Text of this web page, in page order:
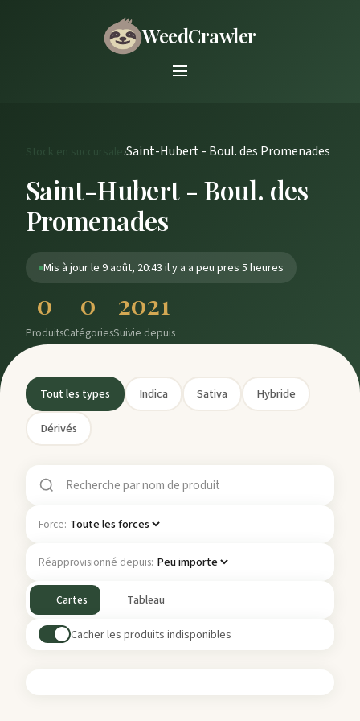
WeedCrawler
Stock en succursale ›Saint-Hubert - Boul. des Promenades
Saint-Hubert - Boul. des
Promenades
Mis à jour le 9 août, 20:43 il y a a peu pres 5 heures
0
Produits
0
Catégories
2021
Suivie depuis
Tout les types Indica Sativa Hybride
Dérivés
Force:
Réapprovisionné depuis:
Cartes Tableau
Cacher les produits indisponibles